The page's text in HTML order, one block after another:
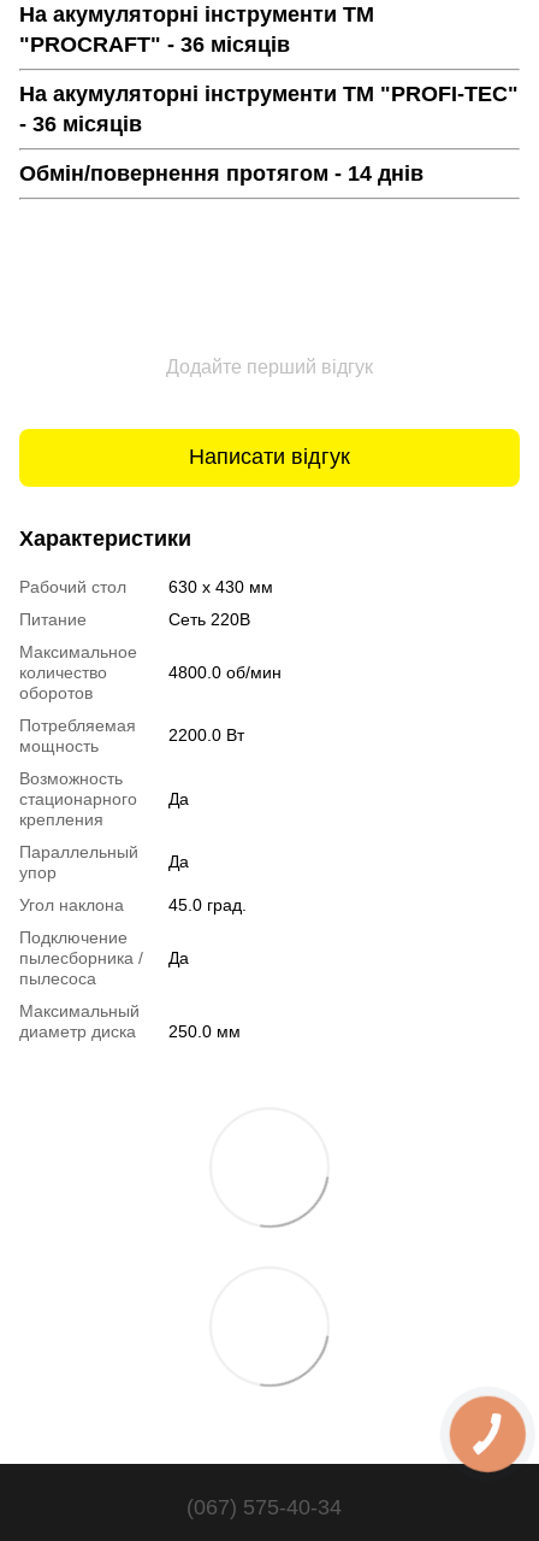
На акумуляторні інструменти ТМ
"PROCRAFT" - 36 місяців
На акумуляторні інструменти ТМ "PROFI-TEC"
- 36 місяців
Обмін/повернення протягом - 14 днів
Додайте перший відгук
Написати відгук
Характеристики
Рабочий стол
630 х 430 мм
Питание
Сеть 220В
Максимальное
количество
оборотов
4800.0 об/мин
Потребляемая
мощность
2200.0 Вт
Возможность
стационарного
крепления
Да
Параллельный
упор
Да
Угол наклона
45.0 град.
Подключение
пылесборника /
пылесоса
Да
Максимальный
диаметр диска
250.0 мм
(067) 575-40-34